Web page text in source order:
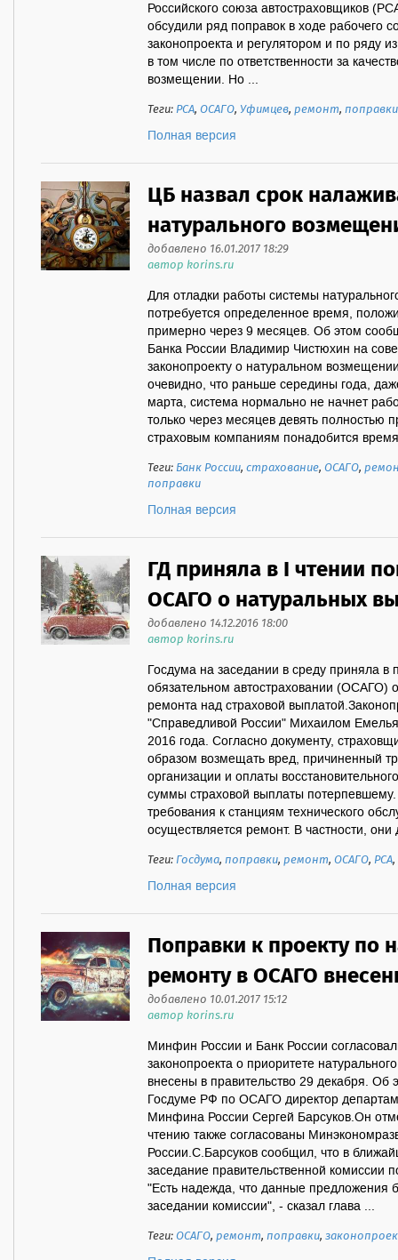
Российского союза автостраховщиков
обсудили ряд поправок в ходе рабочего
законопроекта и регулятором и по ряду
в том числе по ответственности за
возмещении. Но ...
Теги:РСА,ОСАГО, Уфимцев,ремонт,поправки
Полная версия
ЦБ назвал срок
натурального
добавлено 16.01.2017 18:29
автор korins.ru
Для отладки работы системы
потребуется определенное время,
примерно через 9 месяцев. Об этом
Банка России Владимир Чистюхин на
законопроекту о натуральном
очевидно, что раньше середины года,
марта, система нормально не начнет
только через месяцев девять полностью
страховым компаниям понадобится
Теги:Банк России,страхование,ОСАГО,
поправки
Полная версия
ГД приняла в I чтении
ОСАГО о натуральных
добавлено 14.12.2016 18:00
автор korins.ru
Госдума на заседании в среду приняла в
обязательном автостраховании (ОСАГО)
ремонта над страховой
"Справедливой России" Михаилом
2016 года. Согласно документу,
образом возмещать вред, причиненный
организации и оплаты
суммы страховой выплаты
требования к станциям технического
осуществляется ремонт. В частности,
Теги:Госдума,поправки,ремонт,ОСАГО, РСА,
Полная версия
Поправки к проекту по
ремонту в ОСАГО
добавлено 10.01.2017 15:12
автор korins.ru
Минфин России и Банк России
законопроекта о приоритете
внесены в правительство 29 декабря. Об
Госдуме РФ по ОСАГО директор
Минфина России Сергей Барсуков.Он
чтению также согласованы
России.С.Барсуков сообщил, что в
заседание правительственной комиссии
"Есть надежда, что данные предложения
заседании комиссии", - сказал глава ...
Теги:ОСАГО,ремонт,поправки,